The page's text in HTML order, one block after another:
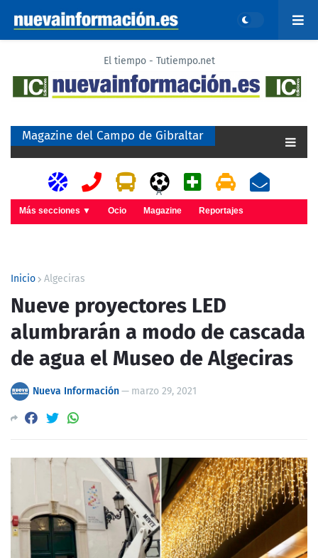
El tiempo - Tutiempo.net
Magazine del Campo de Gibraltar
A
Más secciones ▼ Ocio Magazine Reportajes
Inicio Algeciras
Nueve proyectores LED
alumbrarán a modo de cascada
de agua el Museo de Algeciras
Nueva Información— marzo 29, 2021